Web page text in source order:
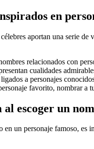
en
aportan una serie
relacionados con
cualidades
a personajes
favorito, nombrar a
escoger un
un personaje famoso, es